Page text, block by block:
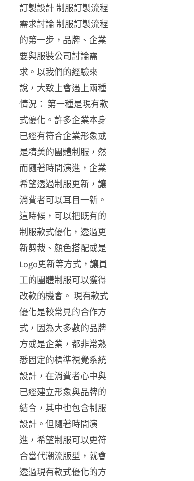
訂製設計 制服訂製流程
需求討論 制服訂製流程
的第一步，品牌、企業
要與服裝公司討論需
求。以我們的經驗來
說，大致上會遇上兩種
情況： 第一種是現有款
式優化。許多企業本身
已經有符合企業形象或
是精美的團體制服，然
而隨著時間演進，企業
希望透過制服更新，讓
消費者可以耳目一新。
這時候，可以把既有的
制服款式優化，透過更
新剪裁、顏色搭配或是
Logo更新等方式，讓員
工的團體制服可以獲得
改款的機會。 現有款式
優化是較常見的合作方
式，因為大多數的品牌
方或是企業，都非常熟
悉固定的標準視覺系統
設計，在消費者心中與
已經建立形象與品牌的
結合，其中也包含制服
設計。但隨著時間演
進，希望制服可以更符
合當代潮流版型，就會
透過現有款式優化的方